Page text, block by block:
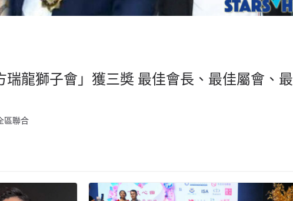
瑞龍獅子會」獲三奬 最佳會長、最佳屬會、最
區聯合